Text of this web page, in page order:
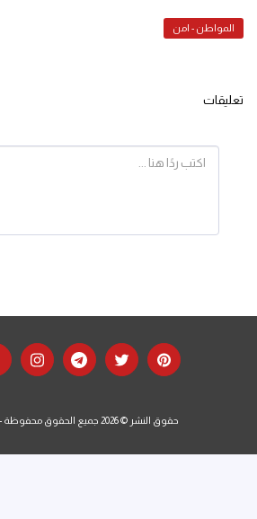
المواطن - امن
تعليقات
حقوق النشر © 2026 جميع الحقوق محفوظة -